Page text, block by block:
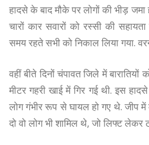
हादसे के बाद मौके पर लोगों की भीड़ जमा
चारों कार सवारों को रस्सी की
समय रहते सभी को निकाल लिया गया.
वहीं बीते दिनों चंपावत जिले में
मीटर गहरी खाई में गिर गई थी. इस
लोग गंभीर रूप से घायल हो गए थे. जीप
दो वो लोग भी शामिल थे, जो लिफ्ट